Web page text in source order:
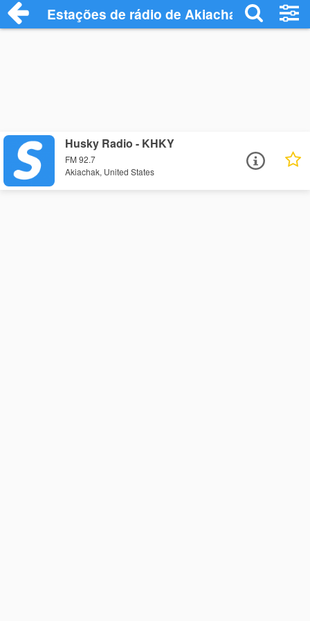
Estações de rádio de Akiachak - Ouça
Husky Radio - KHKY
FM 92.7
Akiachak, United States